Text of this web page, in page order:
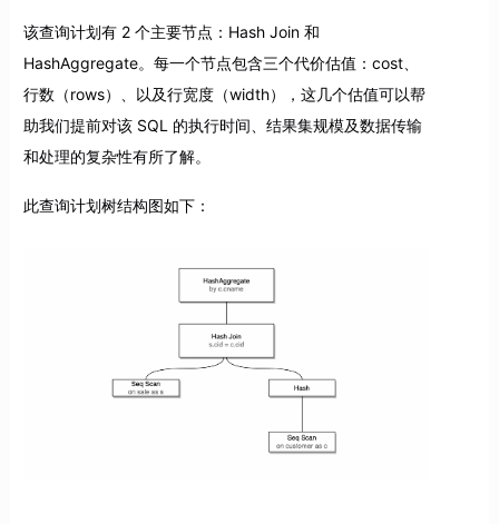
该查询计划有 2 个主要节点：Hash Join 和
HashAggregate。每一个节点包含三个代价估值：cost、
行数（rows）、以及行宽度（width），这几个估值可以帮
助我们提前对该 SQL 的执行时间、结果集规模及数据传输
和处理的复杂性有所了解。
此查询计划树结构图如下：